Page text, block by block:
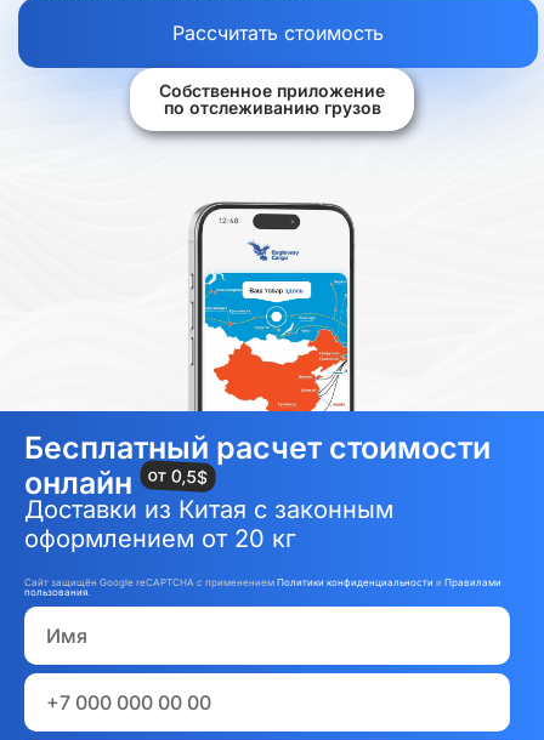
Рассчитать стоимость
Собственное приложение
по отслеживанию грузов
Бесплатный расчет стоимости
онлайн
Доставки из Китая с законным
оформлением от 20 кг
Сайт защищён Google reCAPTCHA с применением Политики конфиденциальности и Правилами
пользования.